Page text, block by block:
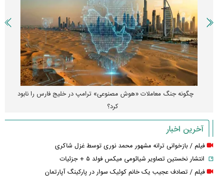
چگونه جنگ معاملات «هوش مصنوعی» ترامپ در خلیج فارس را نابود
کرد؟
آخرین اخبار
فیلم / بازخوانی ترانه مشهور محمد نوری توسط غزل شاکری
انتشار نخستین تصاویر شیائومی میکس فولد ۵ + جزئیات
فیلم / تصادف عجیب یک خانم کوئیک سوار در پارکینگ آپارتمان